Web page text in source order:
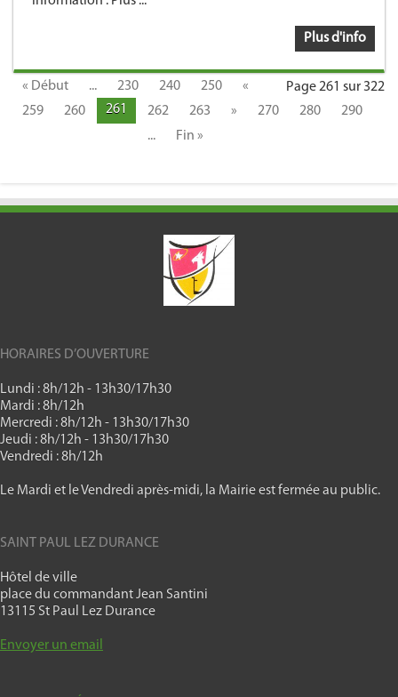
Plus d'info
Page 261 sur 322
« Début ... 230 240 250
«
259
260 261 262 263 » 270 280
290
...
Fin »
HORAIRES D’OUVERTURE
Lundi : 8h/12h - 13h30/17h30
Mardi : 8h/12h
Mercredi : 8h/12h - 13h30/17h30
Jeudi : 8h/12h - 13h30/17h30
Vendredi : 8h/12h
Le Mardi et le Vendredi après-midi, la Mairie est fermée au public.
SAINT PAUL LEZ DURANCE
Hôtel de ville
place du commandant Jean Santini
13115 St Paul Lez Durance
Envoyer un email